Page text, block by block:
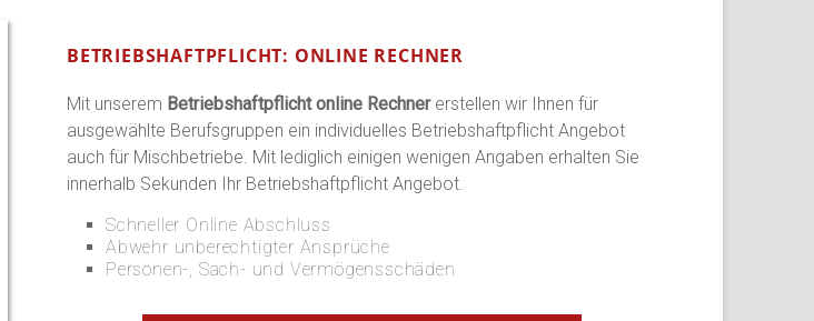
BETRIEBSHAFTPFLICHT: ONLINE RECHNER
Mit unserem Betriebshaftpflicht online Rechnererstellen wir Ihnen für
ausgewählte Berufsgruppen ein individuelles Betriebshaftpflicht Angebot
auch für Mischbetriebe. Mit lediglich einigen wenigen Angaben erhalten Sie
innerhalb Sekunden Ihr Betriebshaftpflicht Angebot.
Schneller Online Abschluss
Abwehr unberechtigter Ansprüche
Personen-, Sach- und Vermögensschäden